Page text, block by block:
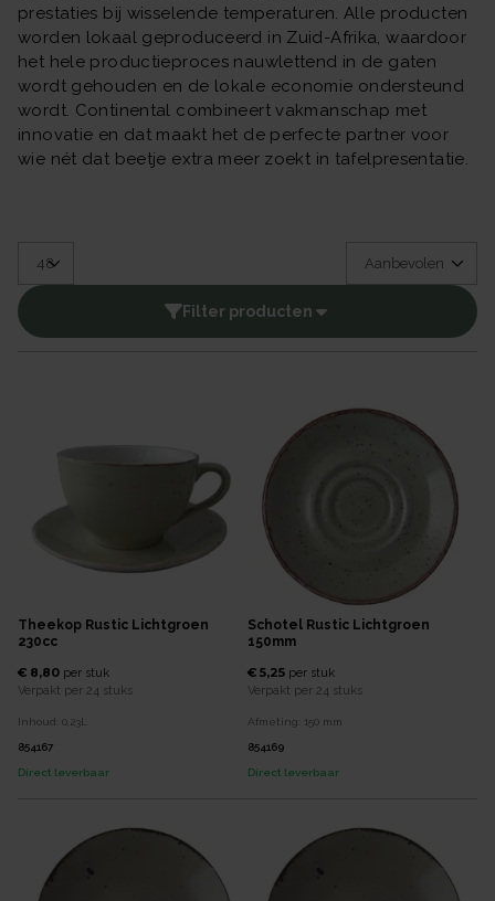
prestaties bij wisselende temperaturen. Alle producten
worden lokaal geproduceerd in Zuid-Afrika, waardoor
het hele productieproces nauwlettend in de gaten
wordt gehouden en de lokale economie ondersteund
wordt. Continental combineert vakmanschap met
innovatie en dat maakt het de perfecte partner voor
wie nét dat beetje extra meer zoekt in tafelpresentatie.
Filter producten
Theekop Rustic Lichtgroen
230cc
€ 8,80 per stuk
Verpakt per 24 stuks
Inhoud: 0,23L
854167
Direct leverbaar
Schotel Rustic Lichtgroen
150mm
€ 5,25 per stuk
Verpakt per 24 stuks
Afmeting: 150 mm
854169
Direct leverbaar